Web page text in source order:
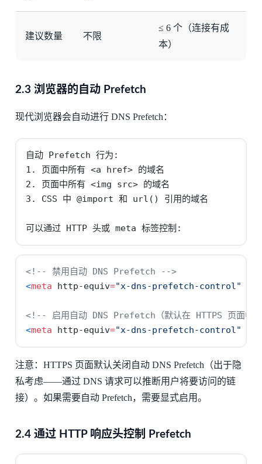
建议数量 不限
≤ 6 个（连接有成
本）
2.3 浏览器的自动 Prefetch
现代浏览器会自动进行 DNS Prefetch：
自动 Prefetch 行为:
1. 页面中所有 <a href> 的域名
2. 页面中所有 <img src> 的域名
3. CSS 中 @import 和 url() 引用的域名
可以通过 HTTP 头或 meta 标签控制:
<!-- 禁用自动 DNS Prefetch -->
<meta http-equiv="x-dns-prefetch-control"
<!-- 启用自动 DNS Prefetch（默认在 HTTPS 页面中
<meta http-equiv="x-dns-prefetch-control"
注意：HTTPS 页面默认关闭自动 DNS Prefetch（出于隐
私考虑——通过 DNS 请求可以推断用户将要访问的链
接）。如果需要自动 Prefetch，需要显式启用。
2.4 通过 HTTP 响应头控制 Prefetch